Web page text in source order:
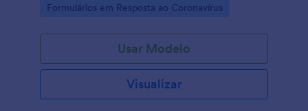
Go to Category:
Formulários em Resposta ao Coronavírus
Usar Modelo
Visualizar